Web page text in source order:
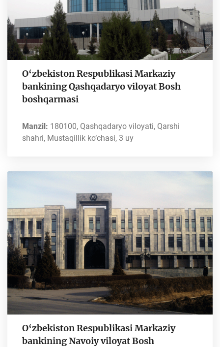
O‘zbekiston Respublikasi Markaziy
bankining Qashqadaryo viloyat Bosh
boshqarmasi
Manzil: 180100, Qashqadaryo viloyati, Qarshi
shahri, Mustaqillik ko‘chasi, 3 uy
O‘zbekiston Respublikasi Markaziy
bankining Navoiy viloyat Bosh